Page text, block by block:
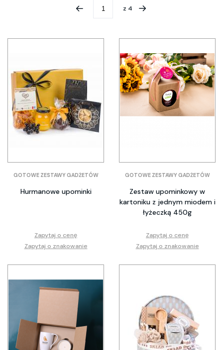
z 4
GOTOWE ZESTAWY GADŻETÓW
Hurmanowe upominki
Zapytaj o cenę
Zapytaj o znakowanie
GOTOWE ZESTAWY GADŻETÓW
Zestaw upominkowy w
kartoniku z jednym miodem i
łyżeczką 450g
Zapytaj o cenę
Zapytaj o znakowanie